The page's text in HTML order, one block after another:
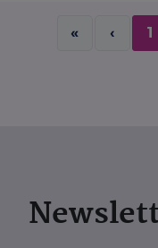
« ‹ 1